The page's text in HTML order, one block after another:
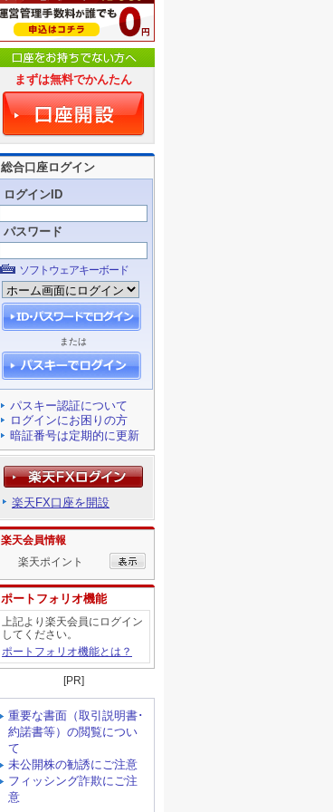
まずは無料でかんたん
総合口座ログイン
ログインID
パスワード
ソフトウェアキーボード
または
パスキー認証について
ログインにお困りの方
暗証番号は定期的に更新
楽天FX口座を開設
楽天会員情報
楽天ポイント
ポートフォリオ機能
上記より楽天会員にログイン
してください。
ポートフォリオ機能とは？
[PR]
重要な書面（取引説明書･
約諾書等）の閲覧につい
て
未公開株の勧誘にご注意
フィッシング詐欺にご注
意